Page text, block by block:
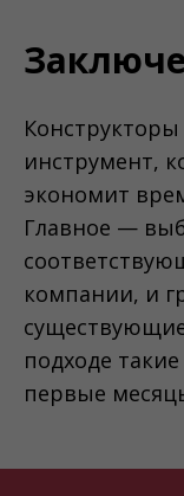
инструмент,
экономит
Главное —
компании, и
подходе
первые